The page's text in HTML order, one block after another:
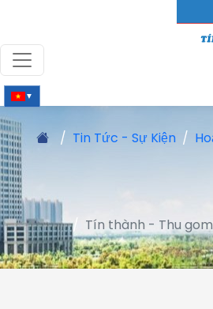
▼
Tin Tức - Sự Kiện
Tín thành - Thu